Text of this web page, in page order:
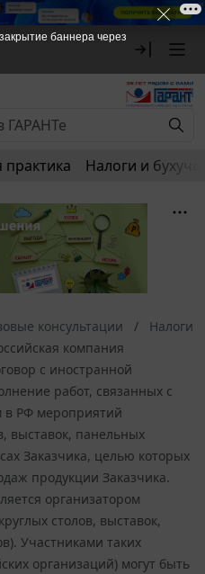
практика Налоги и
консультации
Налоги
компания
с иностранной
работ, связанных с
в РФ мероприятий
выставок, панельных
Заказчика, целью которых
продукции Заказчика.
организатором
столов, выставок,
Участниками таких
организаций) могут быть
баннера через